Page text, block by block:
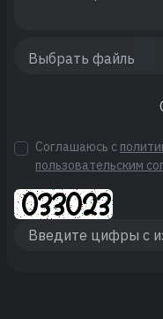
Соглашаюсь с
пользовательским